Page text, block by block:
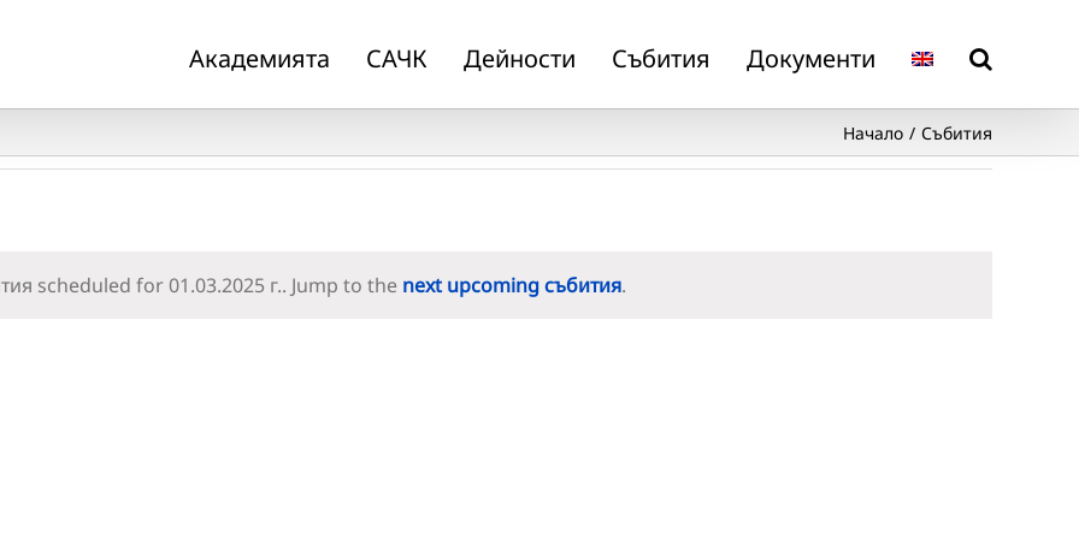
Академията САЧК Дейности Събития Документи
Начало Събития
Notice
scheduled for 01.03.2025 г.. Jump to the next upcoming събития.